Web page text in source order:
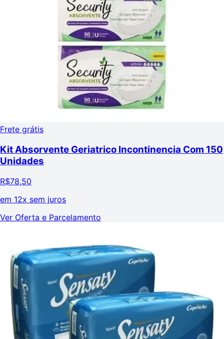
Frete grátis
Kit Absorvente Geriatrico Incontinencia Com 150
Unidades
R$78,50
em 12x sem juros
Ver Oferta e Parcelamento